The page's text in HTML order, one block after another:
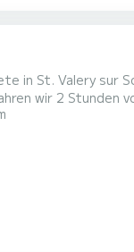
2 Stunden vor und
und die